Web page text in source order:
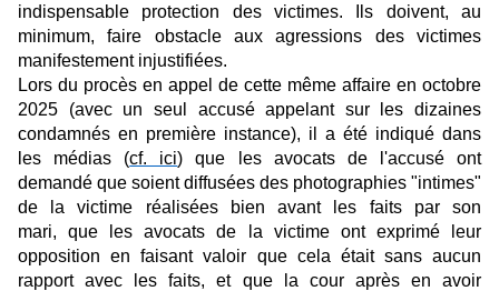
indispensable protection des victimes. Ils doivent, au
minimum, faire obstacle aux agressions des victimes
manifestement injustifiées.
Lors du procès en appel de cette même affaire en octobre
2025 (avec un seul accusé appelant sur les dizaines
condamnés en première instance), il a été indiqué dans
les médias (cf. ici) que les avocats de l'accusé ont
demandé que soient diffusées des photographies "intimes"
de la victime réalisées bien avant les faits par son
mari, que les avocats de la victime ont exprimé leur
opposition en faisant valoir que cela était sans aucun
rapport avec les faits, et que la cour après en avoir